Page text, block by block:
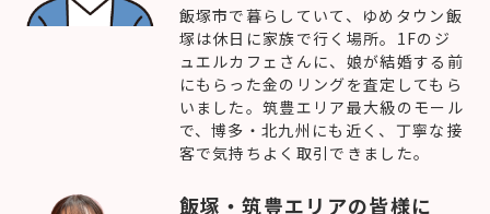
飯塚市で暮らしていて、ゆめタウン飯
塚は休日に家族で行く場所。1Fのジ
ュエルカフェさんに、娘が結婚する前
にもらった金のリングを査定してもら
いました。筑豊エリア最大級のモール
で、博多・北九州にも近く、丁寧な接
客で気持ちよく取引できました。
飯塚・筑豊エリアの皆様に